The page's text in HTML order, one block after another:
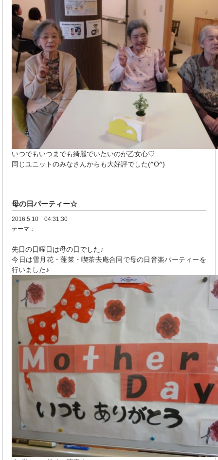
いつでもいつまでも綺麗でいたいのが乙女心♡
同じユニットのみなさんからも大好評でした(^O^)
母の日パーティー☆
2016.5.10 04:31:30
テーマ：
先日の日曜日は母の日でした♪
今日は雪月花・蓬莱・喫茶去庵合同で母の日音楽パーティーを
行いました♪